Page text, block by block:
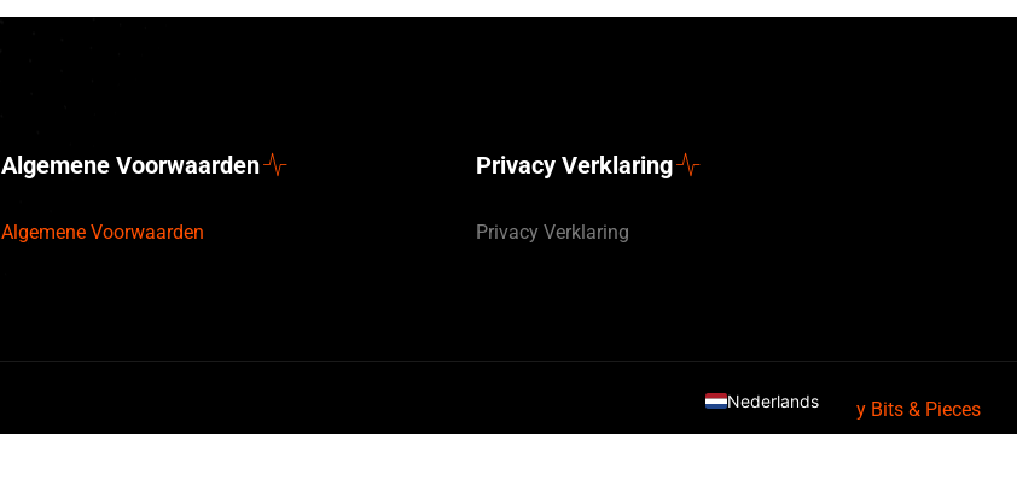
Algemene Voorwaarden
Algemene Voorwaarden
Privacy Verklaring
Privacy Verklaring
Webdesign door By Bits & Pieces
Nederlands
English (UK)